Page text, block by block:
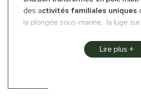
Lire plus
des activités familiales uniques
la plongée sous-marine, la luge
.
desports nautiques